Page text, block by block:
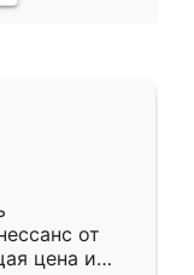
от
цена и